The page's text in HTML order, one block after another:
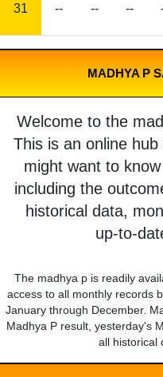
31 -- -- --
MADHYA P
Welcome to the
This is an online
might want to
including the
historical data,
up-to-
The madhya p is readily
access to all monthly records
January through December.
Madhya P result, yesterday's
all historical